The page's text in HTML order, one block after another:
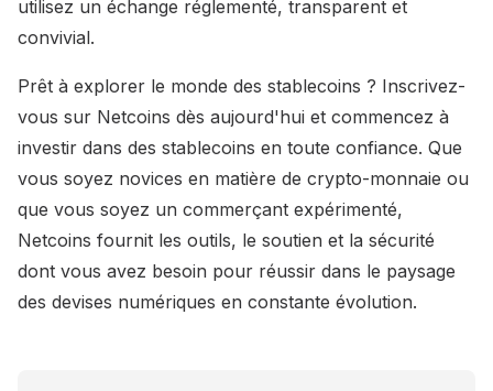
utilisez un échange réglementé, transparent et
convivial.
Prêt à explorer le monde des stablecoins ? Inscrivez-
vous sur Netcoins dès aujourd'hui et commencez à
investir dans des stablecoins en toute confiance. Que
vous soyez novices en matière de crypto-monnaie ou
que vous soyez un commerçant expérimenté,
Netcoins fournit les outils, le soutien et la sécurité
dont vous avez besoin pour réussir dans le paysage
des devises numériques en constante évolution.